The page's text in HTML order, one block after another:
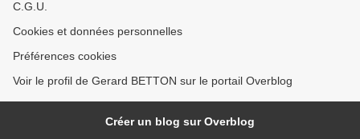
C.G.U.
Cookies et données personnelles
Préférences cookies
Voir le profil de Gerard BETTON sur le portail Overblog
Créer un blog sur Overblog